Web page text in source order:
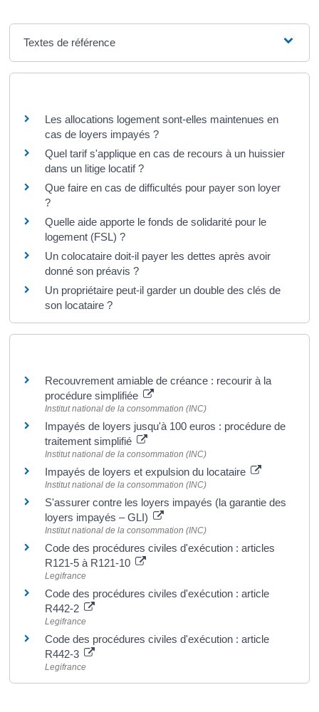
Textes de référence
Les allocations logement sont-elles maintenues en
cas de loyers impayés ?
Quel tarif s'applique en cas de recours à un huissier
dans un litige locatif ?
Que faire en cas de difficultés pour payer son loyer
?
Quelle aide apporte le fonds de solidarité pour le
logement (FSL) ?
Un colocataire doit-il payer les dettes après avoir
donné son préavis ?
Un propriétaire peut-il garder un double des clés de
son locataire ?
Recouvrement amiable de créance : recourir à la
procédure simplifiée
Institut national de la consommation (INC)
Impayés de loyers jusqu'à 100 euros : procédure de
traitement simplifié
Institut national de la consommation (INC)
Impayés de loyers et expulsion du locataire
Institut national de la consommation (INC)
S'assurer contre les loyers impayés (la garantie des
loyers impayés – GLI)
Institut national de la consommation (INC)
Code des procédures civiles d'exécution : articles
R121-5 à R121-10
Legifrance
Code des procédures civiles d'exécution : article
R442-2
Legifrance
Code des procédures civiles d'exécution : article
R442-3
Legifrance